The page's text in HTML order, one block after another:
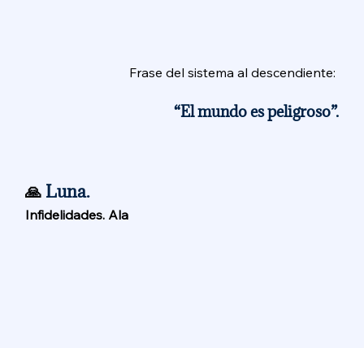
Frase del sistema al descendiente:
“El mundo es peligroso”.
🙏 Luna.
Infidelidades. Ala